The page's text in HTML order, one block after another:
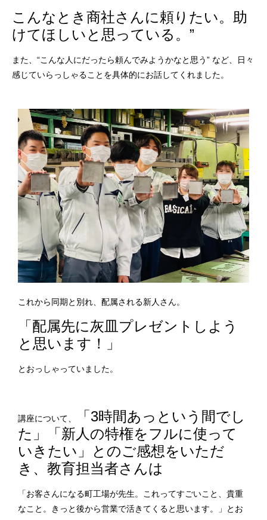
こんなとき商社さんに頼りたい。助
けてほしいと思っている。 ”
また、“こんな人にだったら頼んでみようかなと思う” など、日々
感じていらっしゃることを具体的にお話してくれました。
これから同期と別れ、配属される新人さん。
「配属先に灰皿プレゼントしよう
と思います！」
とおっしゃっていました。
講座について、
「3時間あっという間でし
た」「新人の特権をフルに使って
いきたい」とのご感想をいただ
き、 教育担当者さんは
「お客さんになる町工場が先生。これってすごいこと、貴重
なこと。きっと後から営業で活きてくると思います。」とお